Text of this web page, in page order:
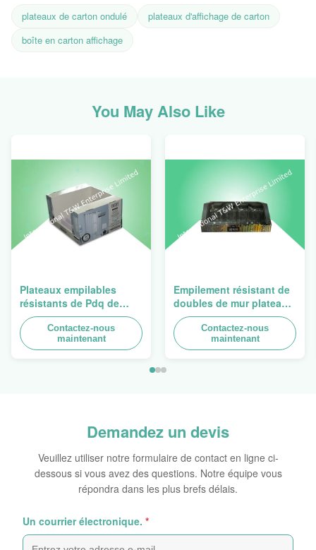
plateaux de carton ondulé
plateaux d'affichage de carton
boîte en carton affichage
You May Also Like
Plateaux empilables
résistants de Pdq de
conception de Costco à
vendre le rideau, charge
100kgs
Contactez-nous
maintenant
Empilement résistant de
doubles de mur plateaux
du carton PDQ pour
favoriser des
épices/nourritures
Contactez-nous
maintenant
Demandez un devis
Veuillez utiliser notre formulaire de contact en ligne ci-
dessous si vous avez des questions. Notre équipe vous
répondra dans les plus brefs délais.
Un courrier électronique. *